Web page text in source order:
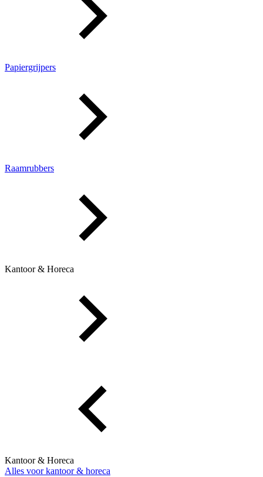
Papiergrijpers
Raamrubbers
Kantoor & Horeca
Kantoor & Horeca
Alles voor kantoor & horeca